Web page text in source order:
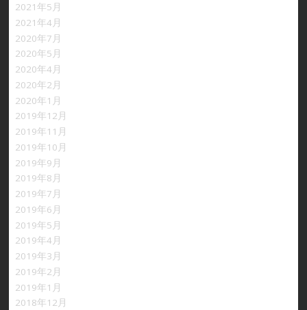
2021年5月
2021年4月
2020年7月
2020年5月
2020年4月
2020年2月
2020年1月
2019年12月
2019年11月
2019年10月
2019年9月
2019年8月
2019年7月
2019年6月
2019年5月
2019年4月
2019年3月
2019年2月
2019年1月
2018年12月